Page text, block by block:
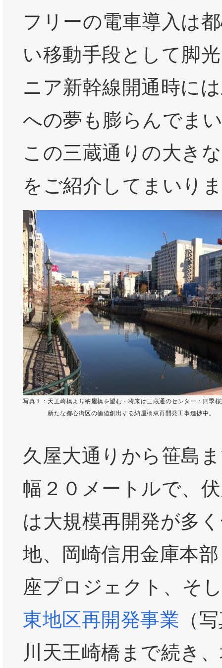
フリーの電車導入は
い移動手段として脚
ニア新幹線開通時に
への夢も膨らんでま
この三蔵通りの大き
をご紹介してまいり
写真１：天王崎橋より納屋橋を望む・将来は三蔵通のセンター：四季
新たな都心街区の価値創出する納屋橋東再開発工事進捗中。
久屋大通りから笹島
幅２０メートルで、
は大規模再開発が多
地、岡崎信用金庫本
座プロジェクト、そ
東地区再開発事業 （
川天王崎橋まで続き